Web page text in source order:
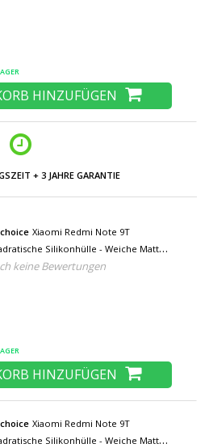
HINZUFÜGEN
UND GROSSE AUSWAHL
Xiaomi Redmi Note 9T
Silikonhülle - Weiche Matte
Liquid Cover Gelb
keine Bewertungen
HINZUFÜGEN
Xiaomi Redmi Note 9T
Silikonhülle - Weiche Matte